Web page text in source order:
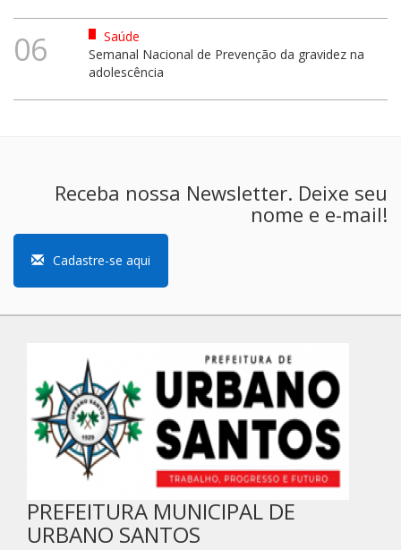
06
Saúde
Semanal Nacional de Prevenção da gravidez na
adolescência
Receba nossa Newsletter. Deixe seu
nome e e-mail!
Cadastre-se aqui
PREFEITURA MUNICIPAL DE
URBANO SANTOS